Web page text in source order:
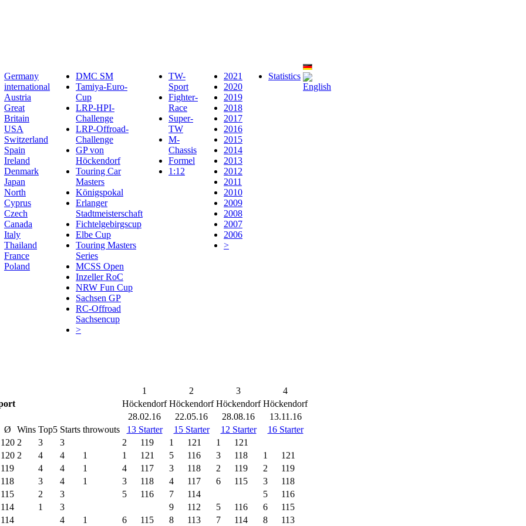
Germany
international
Austria
Great
Britain
USA
Switzerland
Spain
Ireland
Denmark
Japan
North
Cyprus
Czech
Canada
Italy
Thailand
France
Poland
DMC SM
Tamiya-Euro-
Cup
LRP-HPI-
Challenge
LRP-Offroad-
Challenge
GP von
Höckendorf
Touring Car
Masters
Königspokal
Erlanger
Stadtmeisterschaft
Fichtelgebirgscup
Elbe Cup
Touring Masters
Series
MCSS Open
Inzeller RoC
NRW Fun Cup
Sachsen GP
RC-Offroad
Sachsencup
>
TW-
Sport
Fighter-
Race
Super-
TW
M-
Chassis
Formel
1:12
2021
2020
2019
2018
2017
2016
2015
2014
2013
2012
2011
2010
2009
2008
2007
2006
>
Statistics
1 2 3
4
Höckendorf Höckendorf Höckendorf Höckendorf
28.02.16
22.05.16 28.08.16
13.11.16
Ø
Wins Top5 Starts throwouts 13 Starter 15 Starter 12 Starter
16 Starter
120 2 3 3 2 119 1 121 1
121
120 2 4 4 1 1 121 5 116 3 118 1
121
119
4 4 1 4 117 3 118 2 119 2
119
118
3 4 1 3 118 4 117 6 115 3
118
115
2 3 5 116 7 114 5
116
114
1 3 9 112 5 116 6
115
114
4 1 6 115 8 113 7 114 8 113